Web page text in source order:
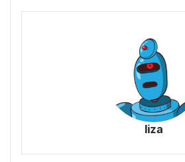
liza